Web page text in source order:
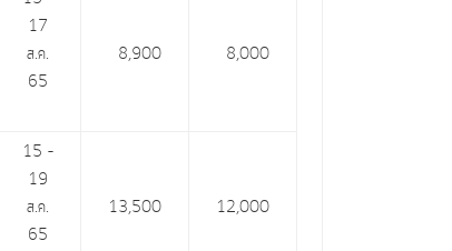
17
ส.ค.
65
8,900 8,000
15 –
19
ส.ค.
65
13,500 12,000